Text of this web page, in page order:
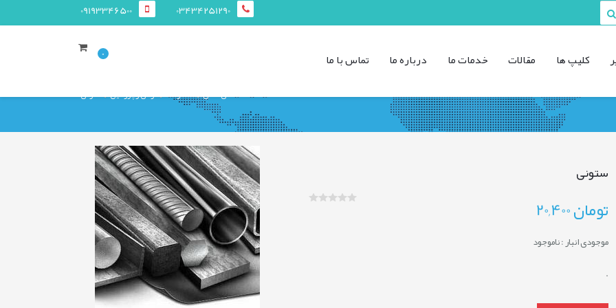
03434251290
09193346500
0 کليپ ها مقالات خدمات ما درباره ما تماس با ما
صفحه ی اصلی محصولات قوطی و پروفيل ستونی
ستونی
تومان
موجودی انبار :ناموجود
.